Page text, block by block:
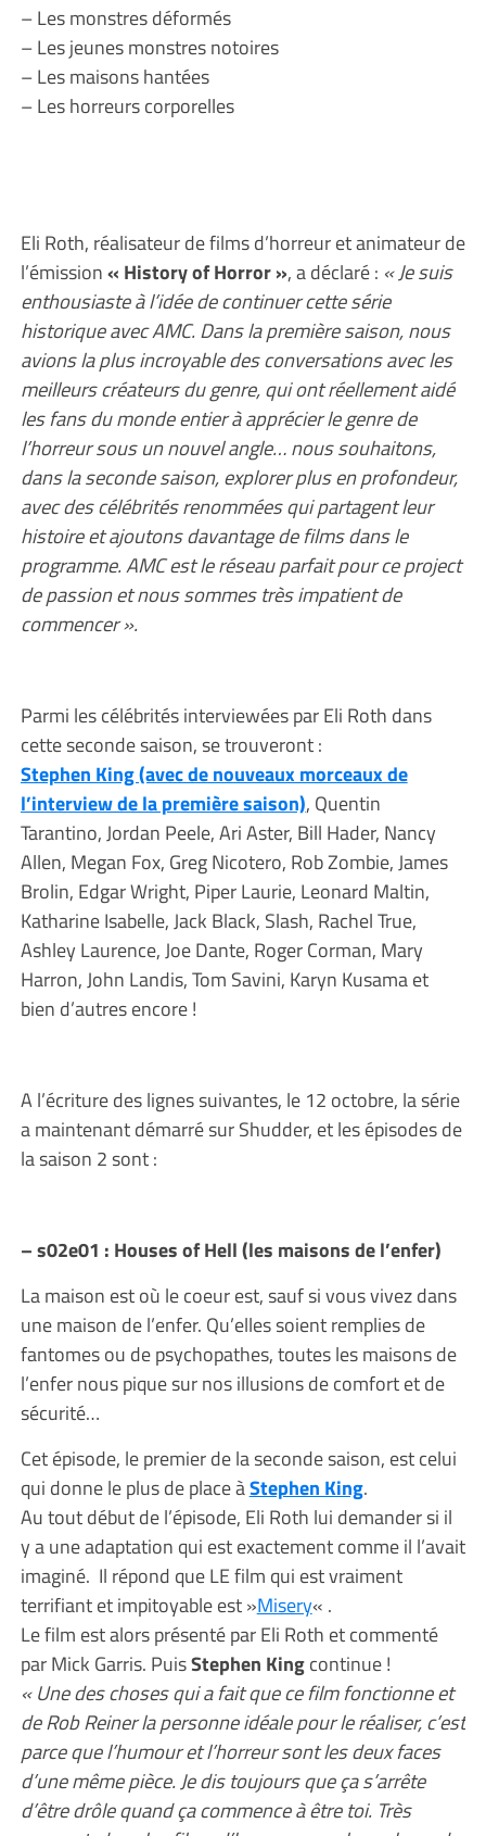
– Les monstres déformés
– Les jeunes monstres notoires
– Les maisons hantées
– Les horreurs corporelles
Eli Roth, réalisateur de films d’horreur et animateur de
l’émission« History of Horror », a déclaré : « Je suis
enthousiaste à l’idée de continuer cette série
historique avec AMC. Dans la première saison, nous
avions la plus incroyable des conversations avec les
meilleurs créateurs du genre, qui ont réellement aidé
les fans du monde entier à apprécier le genre de
l’horreur sous un nouvel angle… nous souhaitons,
dans la seconde saison, explorer plus en profondeur,
avec des célébrités renommées qui partagent leur
histoire et ajoutons davantage de films dans le
programme. AMC est le réseau parfait pour ce project
de passion et nous sommes très impatient de
commencer ».
Parmi les célébrités interviewées par Eli Roth dans
cette seconde saison, se trouveront :
Stephen King (avec de nouveaux morceaux de
l’interview de la première saison), Quentin
Tarantino, Jordan Peele, Ari Aster, Bill Hader, Nancy
Allen, Megan Fox, Greg Nicotero, Rob Zombie, James
Brolin, Edgar Wright, Piper Laurie, Leonard Maltin,
Katharine Isabelle, Jack Black, Slash, Rachel True,
Ashley Laurence, Joe Dante, Roger Corman, Mary
Harron, John Landis, Tom Savini, Karyn Kusama et
bien d’autres encore !
A l’écriture des lignes suivantes, le 12 octobre, la série
a maintenant démarré sur Shudder, et les épisodes de
la saison 2 sont :
– s02e01 : Houses of Hell (les maisons de l’enfer)
La maison est où le coeur est, sauf si vous vivez dans
une maison de l’enfer. Qu’elles soient remplies de
fantomes ou de psychopathes, toutes les maisons de
l’enfer nous pique sur nos illusions de comfort et de
sécurité…
Cet épisode, le premier de la seconde saison, est celui
qui donne le plus de place àStephen King.
Au tout début de l’épisode, Eli Roth lui demander si il
y a une adaptation qui est exactement comme il l’avait
imaginé. Il répond que LE film qui est vraiment
terrifiant et impitoyable est »Misery« .
Le film est alors présenté par Eli Roth et commenté
par Mick Garris. PuisStephen Kingcontinue !
« Une des choses qui a fait que ce film fonctionne et
de Rob Reiner la personne idéale pour le réaliser, c’est
parce que l’humour et l’horreur sont les deux faces
d’une même pièce. Je dis toujours que ça s’arrête
d’être drôle quand ça commence à être toi. Très